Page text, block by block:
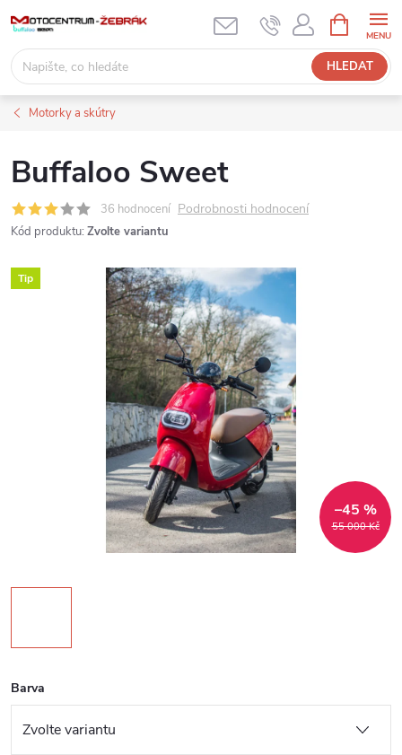
obsah
HLEDAT
NÁKUPNÍ
KOŠÍK
Motorky a skútry
Buffaloo Sweet
36 hodnocení Podrobnosti hodnocení
Kód produktu: Zvolte variantu
Tip
55 000 Kč
–45 %
Barva